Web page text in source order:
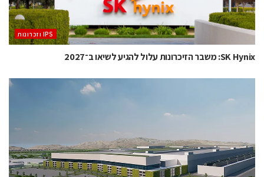
SK Hynix: משבר הזיכרונות עלול להגיע לשיאו ב־2027